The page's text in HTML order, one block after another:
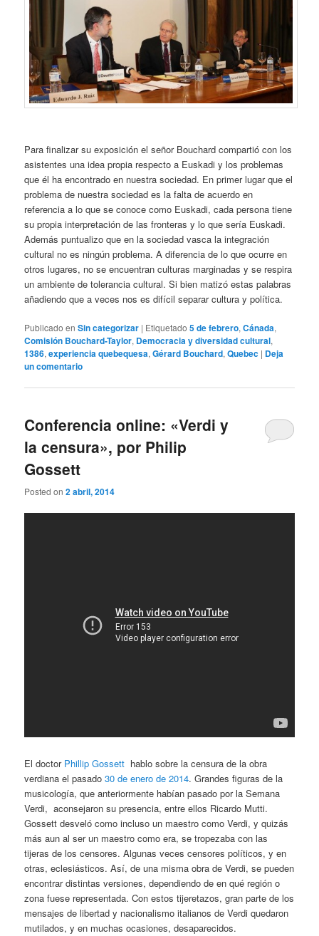
Para finalizar su exposición el señor Bouchard compartió con los
asistentes una idea propia respecto a Euskadi y los problemas
que él ha encontrado en nuestra sociedad. En primer lugar que el
problema de nuestra sociedad es la falta de acuerdo en
referencia a lo que se conoce como Euskadi, cada persona tiene
su propia interpretación de las fronteras y lo que sería Euskadi.
Además puntualizo que en la sociedad vasca la integración
cultural no es ningún problema. A diferencia de lo que ocurre en
otros lugares, no se encuentran culturas marginadas y se respira
un ambiente de tolerancia cultural. Si bien matizó estas palabras
añadiendo que a veces nos es difícil separar cultura y política.
Publicado en Sin categorizar | Etiquetado 5 de febrero,Cánada,
Comisión Bouchard-Taylor, Democracia y diversidad cultural,
1386,experiencia quebequesa,Gérard Bouchard,Quebec | Deja
un comentario
Conferencia online: «Verdi y
la censura», por Philip
Gossett
Posted on2 abril, 2014
El doctor Phillip Gossett hablo sobre la censura de la obra
verdiana el pasado30 de enero de 2014. Grandes figuras de la
musicología, que anteriormente habían pasado por la Semana
Verdi, aconsejaron su presencia, entre ellos Ricardo Mutti.
Gossett desveló como incluso un maestro como Verdi, y quizás
más aun al ser un maestro como era, se tropezaba con las
tijeras de los censores. Algunas veces censores políticos, y en
otras, eclesiásticos. Así, de una misma obra de Verdi, se pueden
encontrar distintas versiones, dependiendo de en qué región o
zona fuese representada. Con estos tijeretazos, gran parte de los
mensajes de libertad y nacionalismo italianos de Verdi quedaron
mutilados, y en muchas ocasiones, desaparecidos.